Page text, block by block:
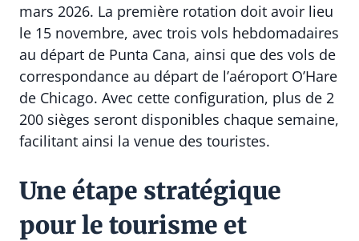
mars 2026. La première rotation doit avoir lieu
le 15 novembre, avec trois vols hebdomadaires
au départ de Punta Cana, ainsi que des vols de
correspondance au départ de l’aéroport O’Hare
de Chicago. Avec cette configuration, plus de 2
200 sièges seront disponibles chaque semaine,
facilitant ainsi la venue des touristes.
Une étape stratégique
pour le tourisme et